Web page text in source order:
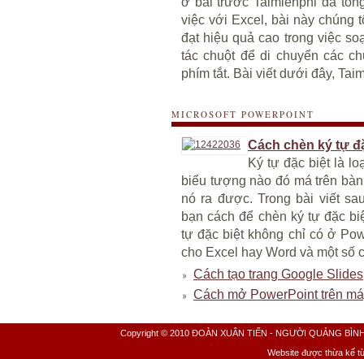
việc với Excel, bài này chúng
đạt hiệu quả cao trong việc
tác chuột để di chuyển các
phím tắt. Bài viết dưới đây,
MICROSOFT POWERPOINT
Cách chèn ký tự
Ký tự đặc biệt là
biểu tượng nào đó má trên
nó ra được. Trong bài viết
bạn cách để chèn ký tự đặc
tự đặc biệt không chỉ có ở
cho Excel hay Word và một số
Cách tạo trang Google
Cách mở PowerPoint trên
Copyright © 2010 ĐOÀN XUÂN TIẾN - NGƯỜI QUẢNG
Website được thừa kế